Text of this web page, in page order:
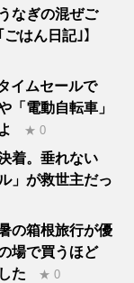
なぎの混ぜご
はん日記｣】
イムセールで
「電動自転車」
★ 0
着。垂れない
」が救世主だっ
の箱根旅行が優
場で買うほど
た
★ 0